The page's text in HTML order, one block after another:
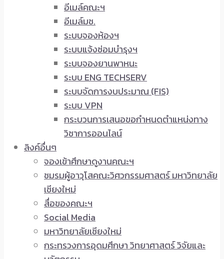
อีเมล์คณะฯ
อีเมล์มช.
ระบบจองห้องฯ
ระบบแจ้งซ่อมบำรุงฯ
ระบบจองยานพาหนะ
ระบบ ENG TECHSERV
ระบบจัดการงบประมาณ (FIS)
ระบบ VPN
กระบวนการเสนอขอกำหนดตำแหน่งทาง
วิชาการออนไลน์
ลิงค์อื่นๆ
จองเข้าศึกษาดูงานคณะฯ
ชมรมผู้อาวุโสคณะวิศวกรรมศาสตร์ มหาวิทยาลัย
เชียงใหม่
สื่อของคณะฯ
Social Media
มหาวิทยาลัยเชียงใหม่
กระทรวงการอุดมศึกษา วิทยาศาสตร์ วิจัยและ